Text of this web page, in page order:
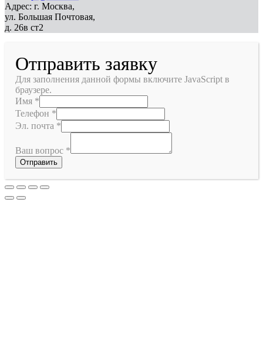
Адрес: г. Москва,
ул. Большая Почтовая,
д. 26в ст2
Отправить заявку
Для заполнения данной формы включите JavaScript в
браузере.
Имя *
Телефон *
Эл. почта *
Ваш вопрос *
Отправить